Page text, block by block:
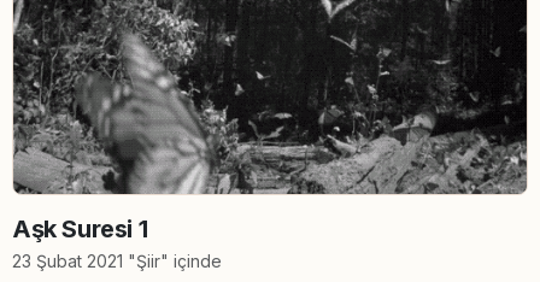
Aşk Suresi 1
23 Şubat 2021 "Şiir" içinde